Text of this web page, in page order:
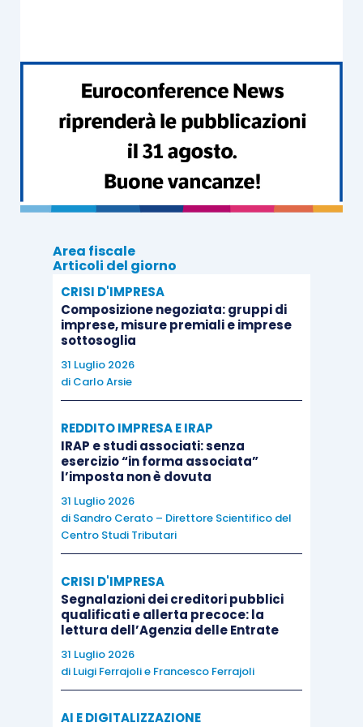
che ha subito in questi giorni l’ennesimaproroga,
e che di fatto gioca pure sulla definizione dei
da una parte, articolo 7, comma 6, D.L.
39/2024, ha posticipato i terminial
31.5.2024
o della prima rata
violazioni relative alle dichiarazioni
regolarmente presentate per il periodo
d’imposta in corso
al 31.12.2022
intervenendo sul
3, comma 12-undecies, D.L. 215/2023
Così che le rate successive alla prima del
31.5.2024vanno versate il 30.6.2024, il
30.9.2024 e il 20.12.2024;
dall’altra parte,l’articolo 7, comma 7, D.L.
39/2024, consente ai soggetti che,
il termine del 30.9.2023, non hanno
dichiarazioni validamente presentate
relative al periodo d’imposta in corso al
31.12.2021 e ai periodi d’imposta
precedenti
, di accedere, comunque, alla
predetta regolarizzazione, fermo restando
il rispetto delle altre condizioni e modalità
Area fiscale
Articoli del giorno
CRISI D'IMPRESA
Composizione negoziata: gruppi di
imprese, misure premiali e imprese
sottosoglia
31 Luglio 2026
di Carlo Arsie
REDDITO IMPRESA E IRAP
IRAP e studi associati: senza
esercizio “in forma associata”
l’imposta non è dovuta
31 Luglio 2026
di Sandro Cerato – Direttore Scientifico del
Centro Studi Tributari
CRISI D'IMPRESA
Segnalazioni dei creditori pubblici
qualificati e allerta precoce: la
lettura dell’Agenzia delle Entrate
31 Luglio 2026
di Luigi Ferrajolie Francesco Ferrajoli
AI E DIGITALIZZAZIONE